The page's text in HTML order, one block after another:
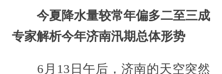
今夏降水量较常年偏多二至三成
专家解析今年济南汛期总体形势
6月13日午后，济南的天空突然